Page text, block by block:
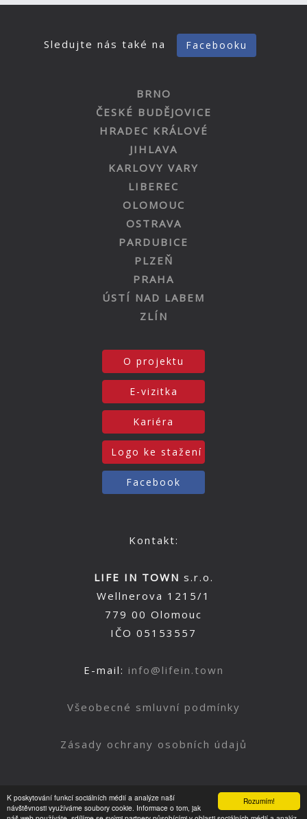
Rozumím!
K poskytování funkcí sociálních médií a analýze naší
návštěvnosti využíváme soubory cookie. Informace o tom, jak
Sledujte nás také na Facebooku
BRNO
ČESKÉ BUDĚJOVICE
HRADEC KRÁLOVÉ
JIHLAVA
KARLOVY VARY
LIBEREC
OLOMOUC
OSTRAVA
PARDUBICE
PLZEŇ
PRAHA
ÚSTÍ NAD LABEM
ZLÍN
O projektu
E-vizitka
Kariéra
Logo ke stažení
Facebook
Kontakt:
LIFE IN TOWN s.r.o.
Wellnerova 1215/1
779 00 Olomouc
IČO 05153557
E-mail: info@lifein.town
Všeobecné smluvní podmínky
Zásady ochrany osobních údajů
Nahoru